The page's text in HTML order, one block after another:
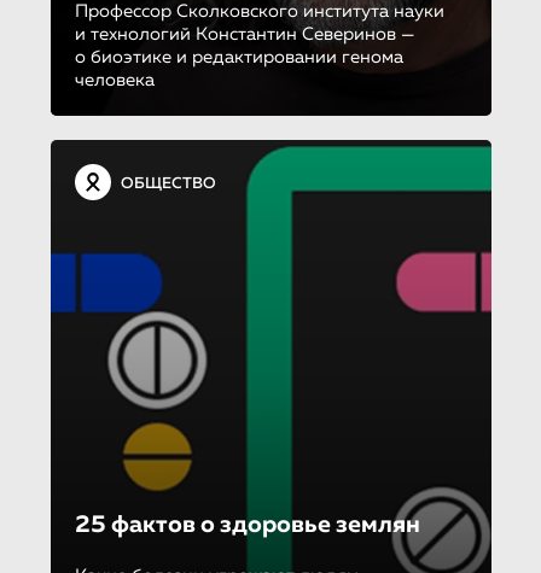
Профессор Сколковского института науки
и технологий Константин Северинов —
о биоэтике и редактировании генома
человека
ОБЩЕСТВО
25 фактов о здоровье землян